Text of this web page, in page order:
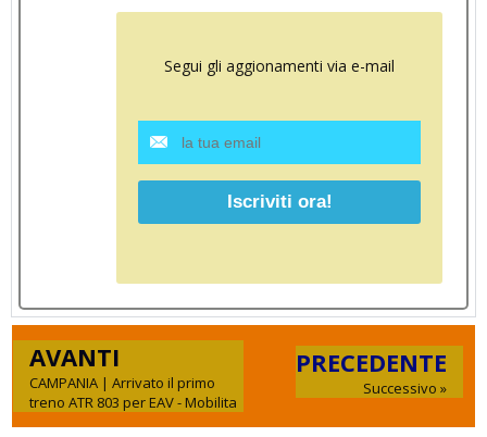
Segui gli aggionamenti via e-mail
AVANTI
CAMPANIA | Arrivato il primo
treno ATR 803 per EAV - Mobilita
PRECEDENTE
Successivo »